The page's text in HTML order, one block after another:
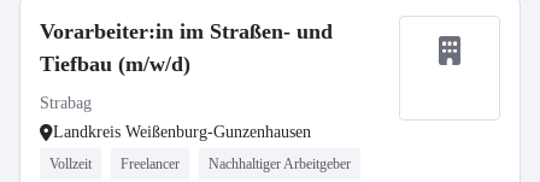
Vorarbeiter:in im Straßen- und
Tiefbau (m/w/d)
Strabag
Landkreis Weißenburg-Gunzenhausen
Vollzeit Freelancer Nachhaltiger Arbeitgeber